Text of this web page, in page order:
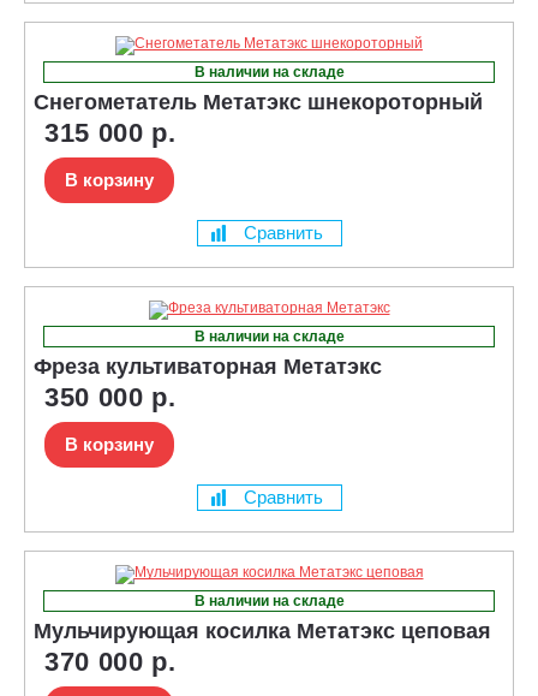
В наличии на складе
Снегометатель Метатэкс шнекороторный
315 000 р.
В корзину
Сравнить
В наличии на складе
Фреза культиваторная Метатэкс
350 000 р.
В корзину
Сравнить
В наличии на складе
Мульчирующая косилка Метатэкс цеповая
370 000 р.